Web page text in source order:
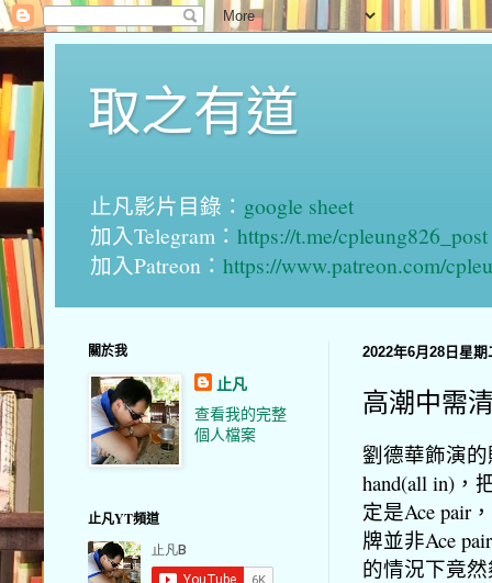
取之有道
止凡影片目錄： google sheet
加入Telegram： https://t.me/cpleung826_post
加入Patreon： https://www.patreon.com/
2022年6月28日星期
高潮中需
劉德華飾演
hand(all in)，
定是Ace pair
牌並非Ace
的情況下竟然
關於我
止凡
查看我的完整
個人檔案
止凡YT頻道